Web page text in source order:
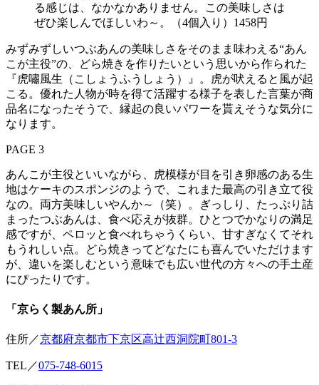
る感じは、なかなかありません。この美味しさは
ぜひ楽しんでほしいわ～。（4個入り）1458円
みずみずしいつぶあんの美味しさをそのまま味わえる“あん
こが主役”の、どら焼きを作りたいという思いから作られた
『虎嘯風生（こしょうふうしょう）』。虎が吠えると風が起
こる。優れた人物が時を得て活躍する様子を表した言葉が商
品名になったそうで、縁起の良いパワーを貰えそうな気分に
なります。
PAGE 3
あんこが主役といいながら、虎模様が目を引き卵感のある生
地はケーキのスポンジのようで、これまた最高の引き立て役
なの。両方美味しいやんか～（笑）。ぎっしり、たっぷり詰
まったつぶあんは、食べ応えが抜群。ひとつでかなりの満足
感ですが、ペロッと食べれちゃうくらい、甘すぎなくてそれ
もうれしい点。どら焼きってどなたにも喜んでいただけます
が、違いを楽しむという意味でも広い世代の方々への手土産
にぴったりです。
「京らく製あん所」
住所／京都府京都市下京区高辻西洞院町801-3
TEL／075-748-6015